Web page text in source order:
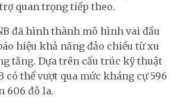
quan trọng tiếp theo.
đã hình thành mô hình vai đầu
hiệu khả năng đảo chiều từ xu
tăng. Dựa trên cấu trúc kỹ thuật
có thể vượt qua mức kháng cự 596
606 đô la.